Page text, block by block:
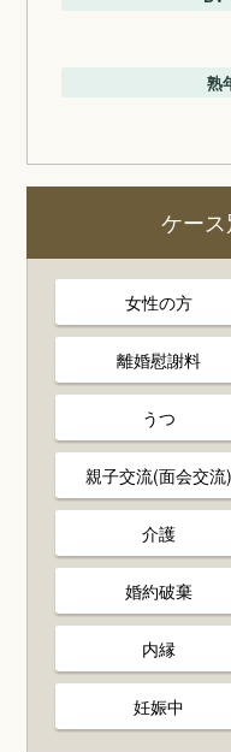
熟
ケー
女性の方
離婚慰謝料
うつ
親子交流(面会交流)
介護
婚約破棄
内縁
妊娠中